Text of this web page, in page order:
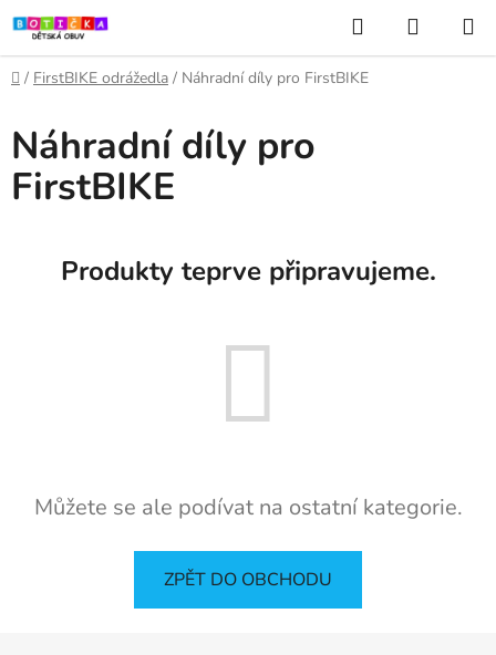
Přejít
na
obsah
Hledat
KOŠÍK
Domů
/ FirstBIKE odrážedla / Náhradní díly pro FirstBIKE
Náhradní díly pro
FirstBIKE
Produkty teprve připravujeme.
Můžete se ale podívat na ostatní kategorie.
ZPĚT DO OBCHODU